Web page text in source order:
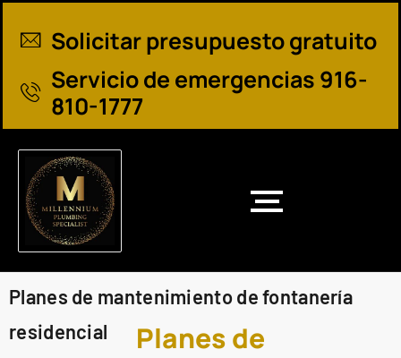
Solicitar presupuesto gratuito
Servicio de emergencias 916-
810-1777
Planes de mantenimiento de fontanería
residencial
Planes de